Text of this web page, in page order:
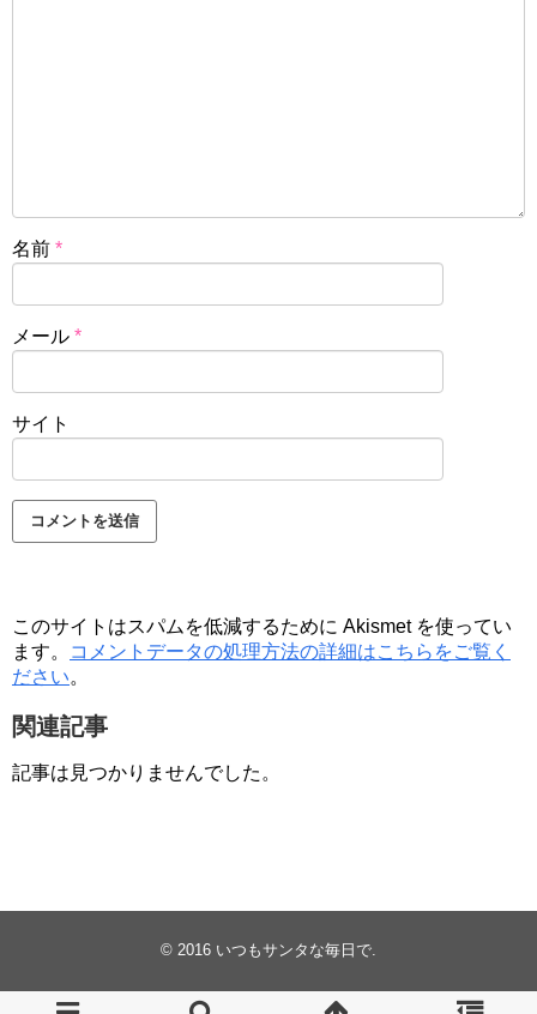
名前 *
メール *
サイト
このサイトはスパムを低減するために Akismet を使ってい
ます。
コメントデータの処理方法の詳細はこちらをご覧く
ださい。
関連記事
記事は見つかりませんでした。
© 2016 いつもサンタな毎日で.